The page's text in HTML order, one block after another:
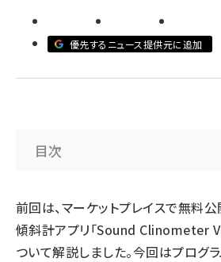
優先するニュース提供元に追加
目次
前回は、マーケットプレイスで無料
傾斜計アプリ「Sound Clinometer
ついて解説しました。今回はプログ